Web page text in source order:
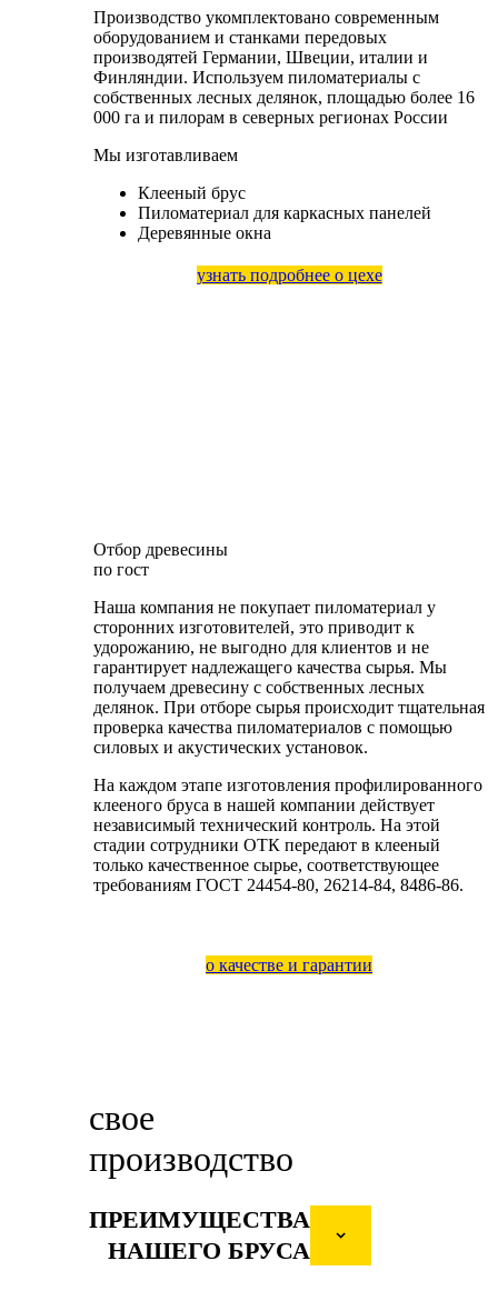
Производство укомплектовано современным
оборудованием и станками передовых
производятей Германии, Швеции, италии и
Финляндии. Используем пиломатериалы с
собственных лесных делянок, площадью более 16
000 га и пилорам в северных регионах России
Мы изготавливаем
Клееный брус
Пиломатериал для каркасных панелей
Деревянные окна
узнать подробнее о цехе
Отбор древесины
по гост
Наша компания не покупает пиломатериал у
сторонних изготовителей, это приводит к
удорожанию, не выгодно для клиентов и не
гарантирует надлежащего качества сырья. Мы
получаем древесину с собственных лесных
делянок. При отборе сырья происходит тщательная
проверка качества пиломатериалов с помощью
силовых и акустических установок.
На каждом этапе изготовления профилированного
клееного бруса в нашей компании действует
независимый технический контроль. На этой
стадии сотрудники ОТК передают в клееный
только качественное сырье, соответствующее
требованиям ГОСТ 24454-80, 26214-84, 8486-86.
о качестве и гарантии
свое
производство
ПРЕИМУЩЕСТВА
НАШЕГО БРУСА